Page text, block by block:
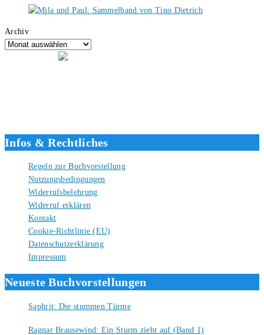
Archiv
Infos & Rechtliches
Regeln zur Buchvorstellung
Nutzungsbedingungen
Widerrufsbelehrung
Widerruf erklären
Kontakt
Cookie-Richtlinie (EU)
Datenschutzerklärung
Impressum
Neueste Buchvorstellungen
Saphrit: Die stummen Türme
Ragnar Brausewind: Ein Sturm zieht auf (Band 1)